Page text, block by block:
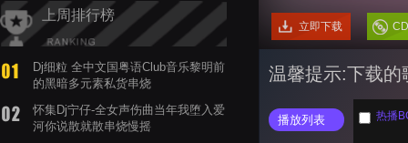
上周排行榜
Dj细粒 全中文国粤语Club音乐黎明前
的黑暗多元素私货串烧
怀集Dj宁仔-全女声伤曲当年我堕入爱
河你说散就散串烧慢摇
立即下载
温馨提示:下载的
播放列表 热播